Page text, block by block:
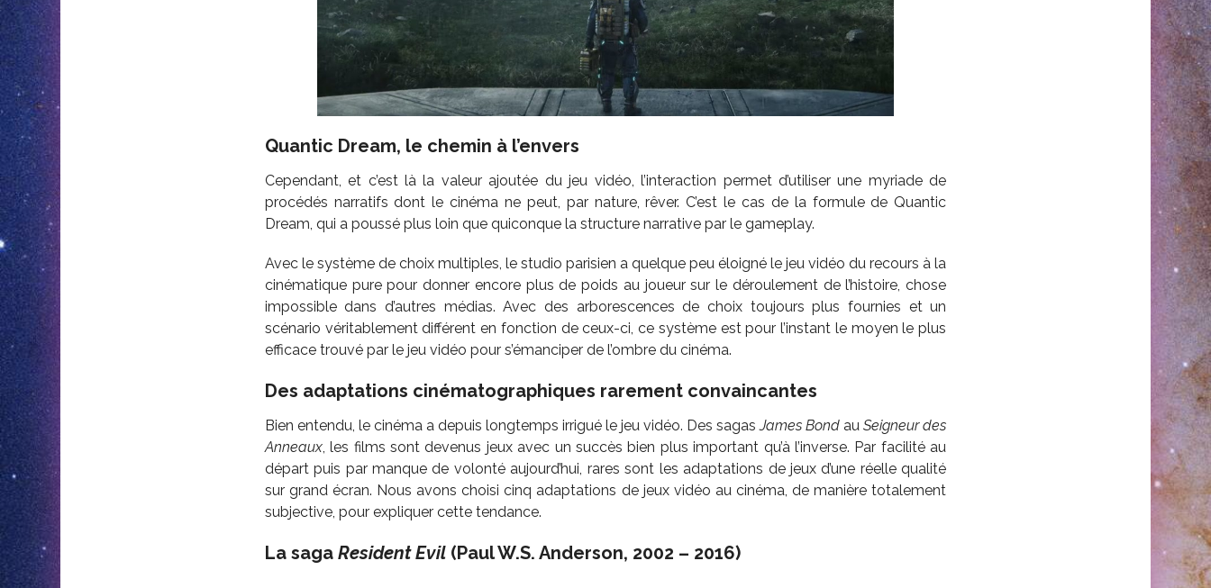
Quantic Dream, le chemin à l’envers
Cependant, et c’est là la valeur ajoutée du jeu vidéo, l’interaction permet d’utiliser une myriade de
procédés narratifs dont le cinéma ne peut, par nature, rêver. C’est le cas de la formule de Quantic
Dream, qui a poussé plus loin que quiconque la structure narrative par le gameplay.
Avec le système de choix multiples, le studio parisien a quelque peu éloigné le jeu vidéo du recours à la
cinématique pure pour donner encore plus de poids au joueur sur le déroulement de l’histoire, chose
impossible dans d’autres médias. Avec des arborescences de choix toujours plus fournies et un
scénario véritablement différent en fonction de ceux-ci, ce système est pour l’instant le moyen le plus
efficace trouvé par le jeu vidéo pour s’émanciper de l’ombre du cinéma.
Des adaptations cinématographiques rarement convaincantes
Bien entendu, le cinéma a depuis longtemps irrigué le jeu vidéo. Des sagasJames Bond auSeigneur des
Anneaux, les films sont devenus jeux avec un succès bien plus important qu’à l’inverse. Par facilité au
départ puis par manque de volonté aujourd’hui, rares sont les adaptations de jeux d’une réelle qualité
sur grand écran. Nous avons choisi cinq adaptations de jeux vidéo au cinéma, de manière totalement
subjective, pour expliquer cette tendance.
La saga Resident Evil (Paul W.S. Anderson, 2002 – 2016)